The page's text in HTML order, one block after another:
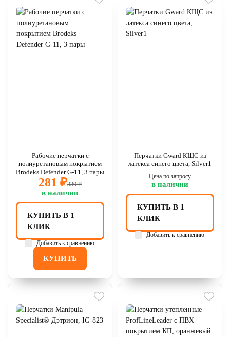
Рабочие перчатки с
полиуретановым покрытием
Brodeks Defender G-11, 3 пары
281 ₽330 ₽
в наличии
КУПИТЬ
КУПИТЬ В 1
КЛИК
Добавить к сравнению
Перчатки Gward КЩС из
латекса синего цвета, Silver1
Цена по запросу
в наличии
КУПИТЬ В 1
КЛИК
Добавить к сравнению